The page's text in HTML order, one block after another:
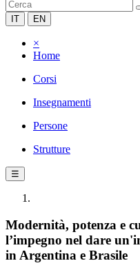
IT EN
×
Home
Corsi
Insegnamenti
Persone
Strutture
☰
Modernità, potenza e
l’impegno nel dare
in Argentina e Brasile